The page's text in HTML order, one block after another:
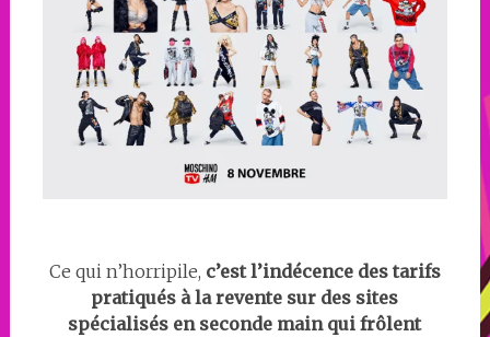
Ce qui n’horripile, c’est l’indécence des tarifs
pratiqués à la revente sur des sites
spécialisés en seconde main qui frôlent